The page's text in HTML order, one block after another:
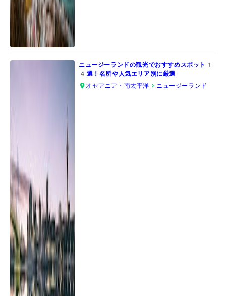
ニュージーランドの観光でおすすめスポット1
4選！名所や人気エリア別に厳選
オセアニア・南太平洋
ニュージーランド